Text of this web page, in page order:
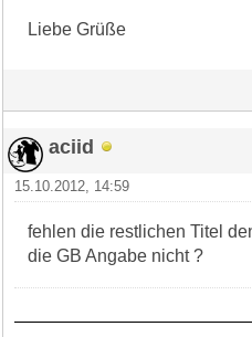
Liebe Grüße
aciid
15.10.2012, 14:59
fehlen die restlichen Titel
die GB Angabe nicht ?